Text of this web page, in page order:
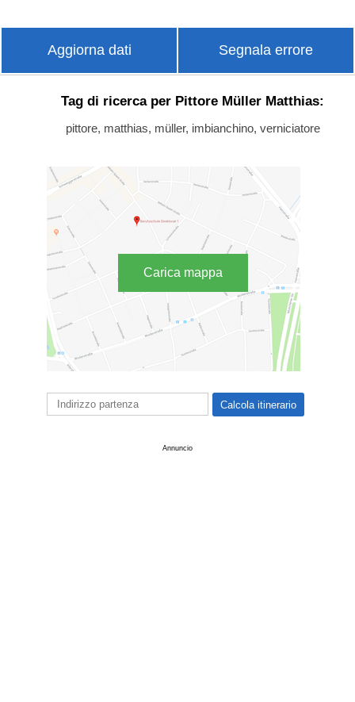
Aggiorna dati Segnala errore
Tag di ricerca per Pittore Müller Matthias:
pittore, matthias, müller, imbianchino, verniciatore
Carica mappa
Annuncio